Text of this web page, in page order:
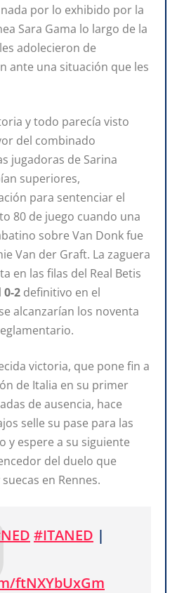
por lo exhibido por la
Sara Gama lo largo de la
adolecieron de
ante una situación que les
y todo parecía visto
del combinado
jugadoras de Sarina
superiores,
para sentenciar el
80 de juego cuando una
sobre Van Donk fue
Van der Graft. La zaguera
en las filas del Real Betis
0-2 definitivo en el
alcanzarían los noventa
victoria, que pone fin a
de Italia en su primer
de ausencia, hace
selle su pase para las
y espere a su siguiente
del duelo que
en Rennes.
#ITANED |
ftNXYbUxGm